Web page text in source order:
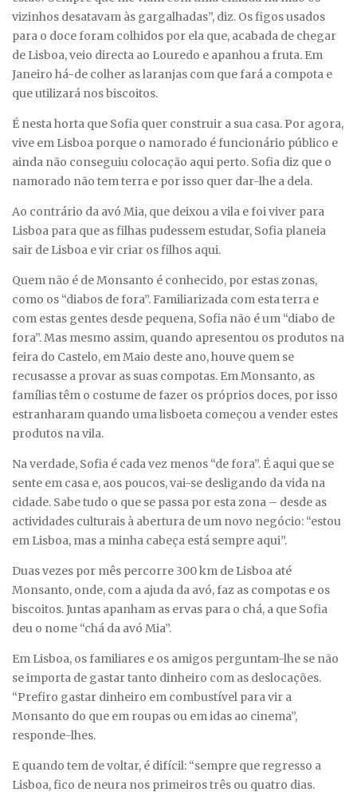
vizinhos desatavam às gargalhadas”, diz. Os figos usados
para o doce foram colhidos por ela que, acabada de chegar
de Lisboa, veio directa ao Louredo e apanhou a fruta. Em
Janeiro há-de colher as laranjas com que fará a compota e
que utilizará nos biscoitos.
É nesta horta que Sofia quer construir a sua casa. Por agora,
vive em Lisboa porque o namorado é funcionário público e
ainda não conseguiu colocação aqui perto. Sofia diz que o
namorado não tem terra e por isso quer dar-lhe a dela.
Ao contrário da avó Mia, que deixou a vila e foi viver para
Lisboa para que as filhas pudessem estudar, Sofia planeia
sair de Lisboa e vir criar os filhos aqui.
Quem não é de Monsanto é conhecido, por estas zonas,
como os “diabos de fora”. Familiarizada com esta terra e
com estas gentes desde pequena, Sofia não é um “diabo de
fora”. Mas mesmo assim, quando apresentou os produtos na
feira do Castelo, em Maio deste ano, houve quem se
recusasse a provar as suas compotas. Em Monsanto, as
famílias têm o costume de fazer os próprios doces, por isso
estranharam quando uma lisboeta começou a vender estes
produtos na vila.
Na verdade, Sofia é cada vez menos “de fora”. É aqui que se
sente em casa e, aos poucos, vai-se desligando da vida na
cidade. Sabe tudo o que se passa por esta zona – desde as
actividades culturais à abertura de um novo negócio: “estou
em Lisboa, mas a minha cabeça está sempre aqui”.
Duas vezes por mês percorre 300 km de Lisboa até
Monsanto, onde, com a ajuda da avó, faz as compotas e os
biscoitos. Juntas apanham as ervas para o chá, a que Sofia
deu o nome “chá da avó Mia”.
Em Lisboa, os familiares e os amigos perguntam-lhe se não
se importa de gastar tanto dinheiro com as deslocações.
“Prefiro gastar dinheiro em combustível para vir a
Monsanto do que em roupas ou em idas ao cinema”,
responde-lhes.
E quando tem de voltar, é difícil: “sempre que regresso a
Lisboa, fico de neura nos primeiros três ou quatro dias.